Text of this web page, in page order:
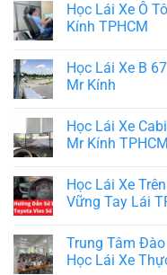
Học Lái Xe Ô
Kính TPHCM
Học Lái Xe B
Mr Kính
Học Lái Xe
Mr Kính TPHCM
Học Lái Xe
Vững Tay Lái
Trung Tâm Đào
Học Lái Xe